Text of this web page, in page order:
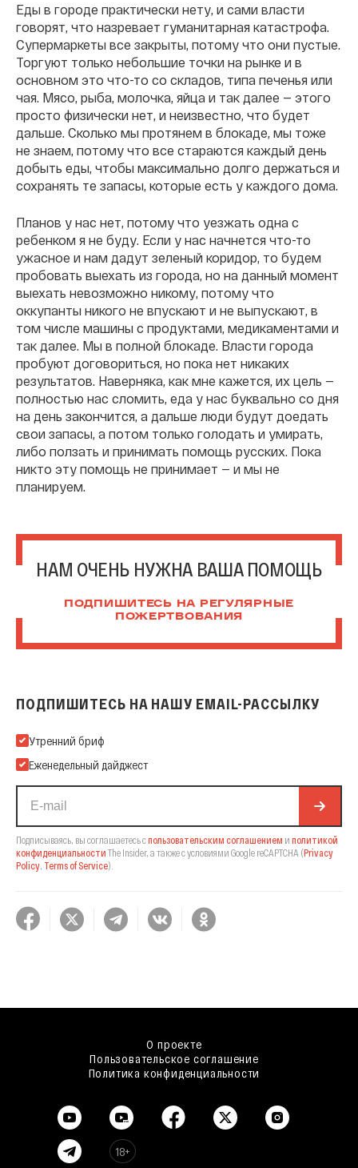
Еды в городе практически нету, и сами власти
говорят, что назревает гуманитарная катастрофа.
Супермаркеты все закрыты, потому что они пустые.
Торгуют только небольшие точки на рынке и в
основном это что-то со складов, типа печенья или
чая. Мясо, рыба, молочка, яйца и так далее — этого
просто физически нет, и неизвестно, что будет
дальше. Сколько мы протянем в блокаде, мы тоже
не знаем, потому что все стараются каждый день
добыть еды, чтобы максимально долго держаться и
сохранять те запасы, которые есть у каждого дома.
Планов у нас нет, потому что уезжать одна с
ребенком я не буду. Если у нас начнется что-то
ужасное и нам дадут зеленый коридор, то будем
пробовать выехать из города, но на данный момент
выехать невозможно никому, потому что
оккупанты никого не впускают и не выпускают, в
том числе машины с продуктами, медикаментами и
так далее. Мы в полной блокаде. Власти города
пробуют договориться, но пока нет никаких
результатов. Наверняка, как мне кажется, их цель —
полностью нас сломить, еда у нас буквально со дня
на день закончится, а дальше люди будут доедать
свои запасы, а потом только голодать и умирать,
либо ползать и принимать помощь русских. Пока
никто эту помощь не принимает — и мы не
планируем.
НАМ ОЧЕНЬ НУЖНА ВАША ПОМОЩЬ
ПОДПИШИТЕСЬ НА РЕГУЛЯРНЫЕ
ПОЖЕРТВОВАНИЯ
ПОДПИШИТЕСЬ НА НАШУ EMAIL-РАССЫЛКУ
Подпишитесь на нашу Email-рассылку
Утренний бриф
Еженедельный дайджест
Подписываясь, вы соглашаетесь спользовательским соглашением и политикой
конфиденциальности The Insider, а также с условиями Google reCAPTCHA (Privacy
Policy Terms of Service).
О проекте
Пользовательское соглашение
Политика конфиденциальности
18+